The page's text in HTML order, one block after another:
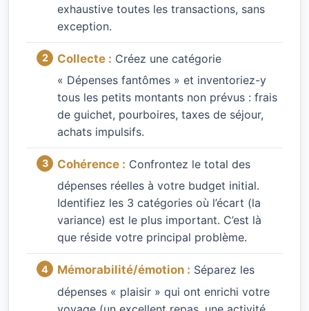
exhaustive toutes les transactions, sans
exception.
Collecte : Créez une catégorie
« Dépenses fantômes » et inventoriez-y
tous les petits montants non prévus : frais
de guichet, pourboires, taxes de séjour,
achats impulsifs.
Cohérence : Confrontez le total des
dépenses réelles à votre budget initial.
Identifiez les 3 catégories où l’écart (la
variance) est le plus important. C’est là
que réside votre principal problème.
Mémorabilité/émotion : Séparez les
dépenses « plaisir » qui ont enrichi votre